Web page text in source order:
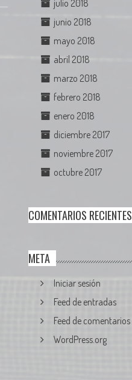
julio 2018
junio 2018
mayo 2018
abril 2018
marzo 2018
febrero 2018
enero 2018
diciembre 2017
noviembre 2017
octubre 2017
COMENTARIOS RECIENTES
META
Iniciar sesión
Feed de entradas
Feed de comentarios
WordPress.org